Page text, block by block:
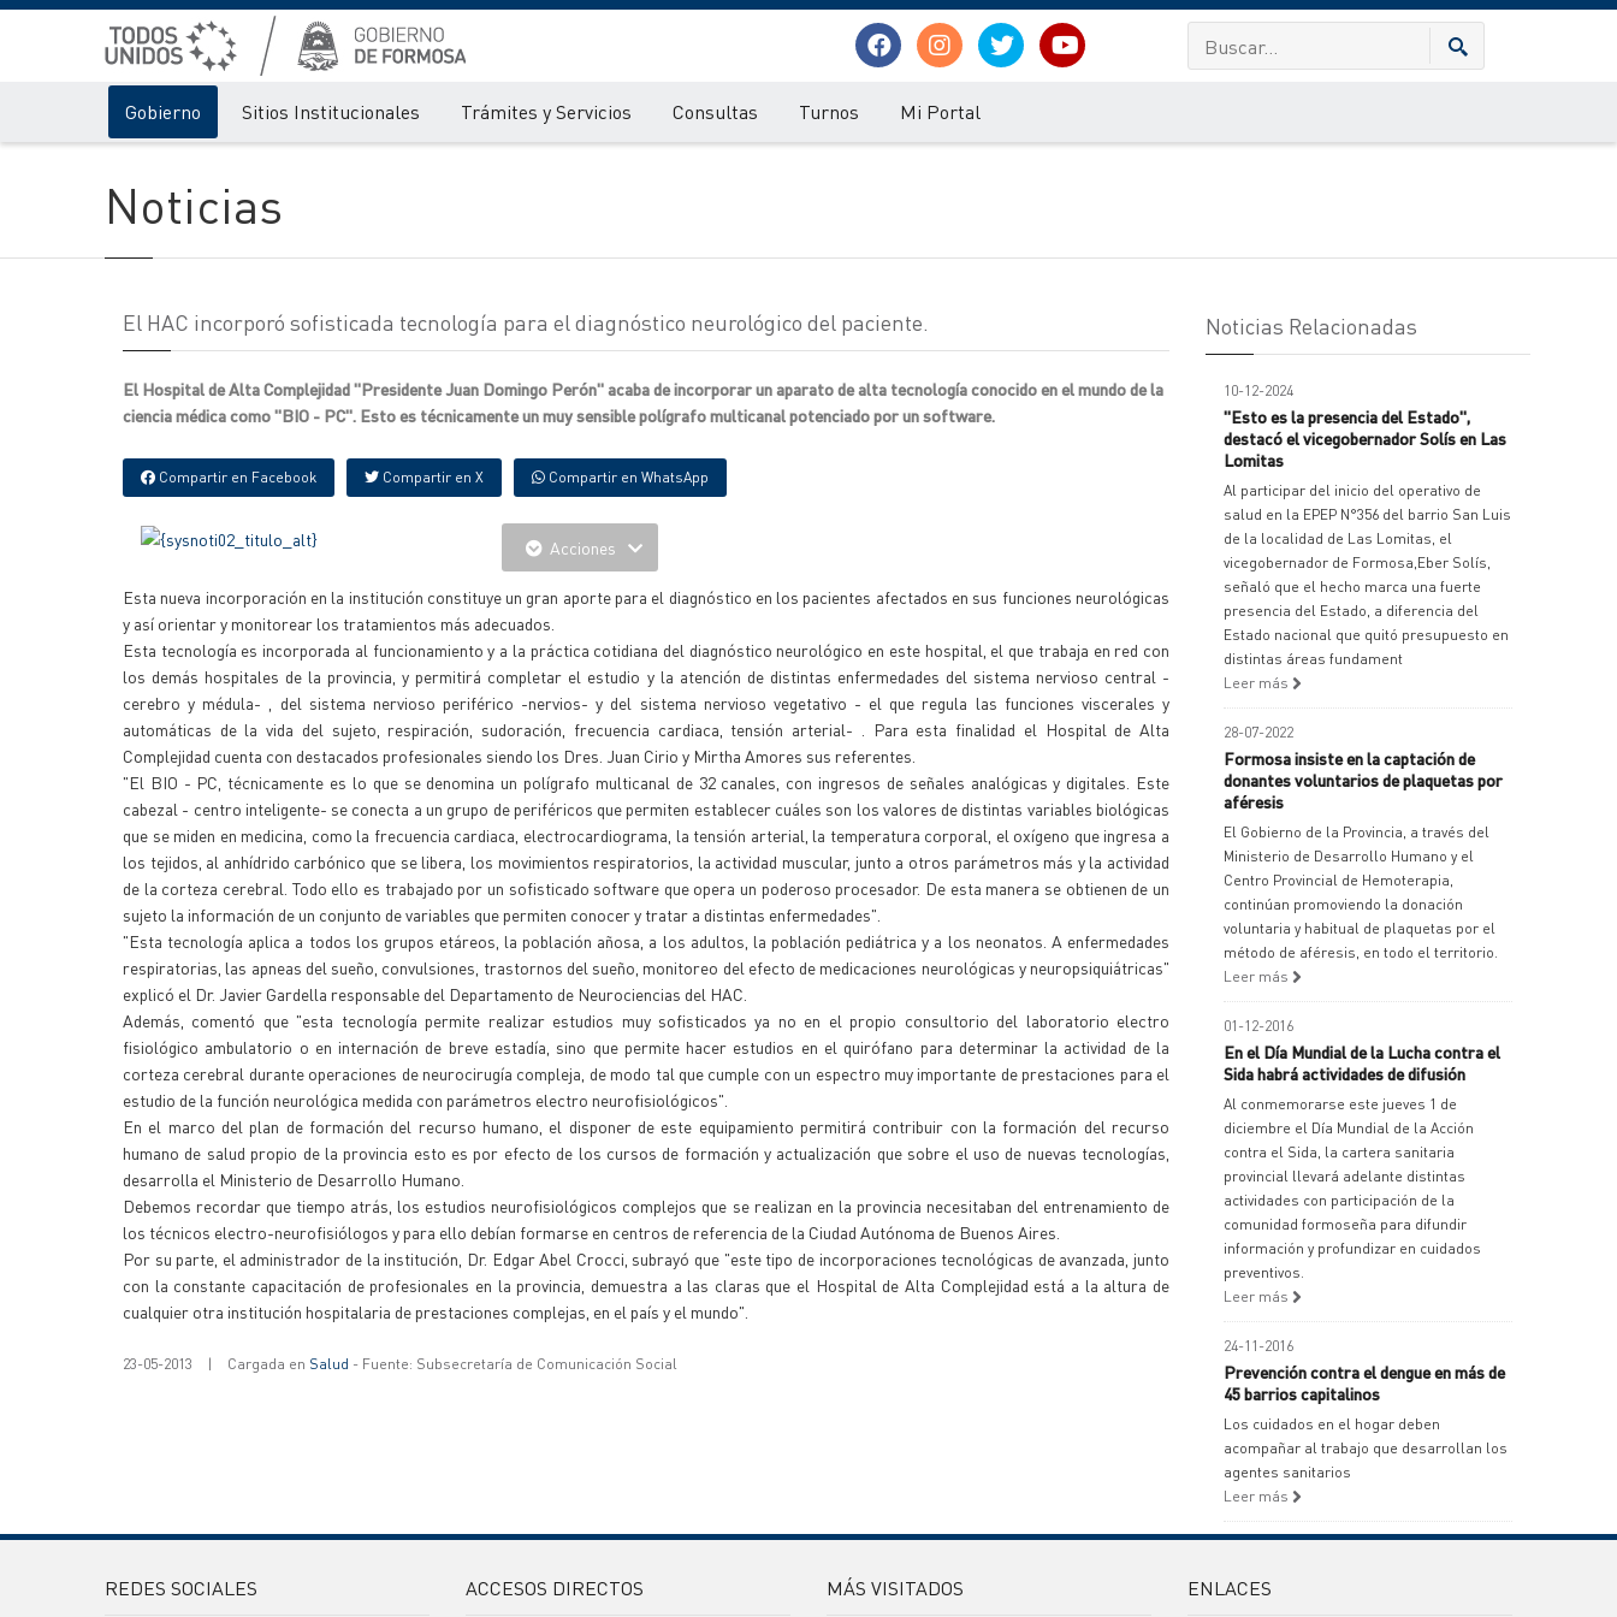
Gobierno Sitios Institucionales Trámites y Servicios Consultas Turnos Mi Portal
Noticias
El HAC incorporó sofisticada tecnología para el diagnóstico neurológico del paciente.
El Hospital de Alta Complejidad "Presidente Juan Domingo Perón" acaba de incorporar un aparato de alta tecnología conocido en el mundo de la
ciencia médica como "BIO - PC". Esto es técnicamente un muy sensible polígrafo multicanal potenciado por un software.
Compartir en Facebook Compartir en X Compartir en WhatsApp
Acciones
Esta nueva incorporación en la institución constituye un gran aporte para el diagnóstico en los pacientes afectados en sus funciones neurológicas
y así orientar y monitorear los tratamientos más adecuados.
Esta tecnología es incorporada al funcionamiento y a la práctica cotidiana del diagnóstico neurológico en este hospital, el que trabaja en red con
los demás hospitales de la provincia, y permitirá completar el estudio y la atención de distintas enfermedades del sistema nervioso central -
cerebro y médula- , del sistema nervioso periférico -nervios- y del sistema nervioso vegetativo - el que regula las funciones viscerales y
automáticas de la vida del sujeto, respiración, sudoración, frecuencia cardiaca, tensión arterial- . Para esta finalidad el Hospital de Alta
Complejidad cuenta con destacados profesionales siendo los Dres. Juan Cirio y Mirtha Amores sus referentes.
"El BIO - PC, técnicamente es lo que se denomina un polígrafo multicanal de 32 canales, con ingresos de señales analógicas y digitales. Este
cabezal - centro inteligente- se conecta a un grupo de periféricos que permiten establecer cuáles son los valores de distintas variables biológicas
que se miden en medicina, como la frecuencia cardiaca, electrocardiograma, la tensión arterial, la temperatura corporal, el oxígeno que ingresa a
los tejidos, al anhídrido carbónico que se libera, los movimientos respiratorios, la actividad muscular, junto a otros parámetros más y la actividad
de la corteza cerebral. Todo ello es trabajado por un sofisticado software que opera un poderoso procesador. De esta manera se obtienen de un
sujeto la información de un conjunto de variables que permiten conocer y tratar a distintas enfermedades".
"Esta tecnología aplica a todos los grupos etáreos, la población añosa, a los adultos, la población pediátrica y a los neonatos. A enfermedades
respiratorias, las apneas del sueño, convulsiones, trastornos del sueño, monitoreo del efecto de medicaciones neurológicas y neuropsiquiátricas"
explicó el Dr. Javier Gardella responsable del Departamento de Neurociencias del HAC.
Además, comentó que "esta tecnología permite realizar estudios muy sofisticados ya no en el propio consultorio del laboratorio electro
fisiológico ambulatorio o en internación de breve estadía, sino que permite hacer estudios en el quirófano para determinar la actividad de la
corteza cerebral durante operaciones de neurocirugía compleja, de modo tal que cumple con un espectro muy importante de prestaciones para el
estudio de la función neurológica medida con parámetros electro neurofisiológicos".
En el marco del plan de formación del recurso humano, el disponer de este equipamiento permitirá contribuir con la formación del recurso
humano de salud propio de la provincia esto es por efecto de los cursos de formación y actualización que sobre el uso de nuevas tecnologías,
desarrolla el Ministerio de Desarrollo Humano.
Debemos recordar que tiempo atrás, los estudios neurofisiológicos complejos que se realizan en la provincia necesitaban del entrenamiento de
los técnicos electro-neurofisiólogos y para ello debían formarse en centros de referencia de la Ciudad Autónoma de Buenos Aires.
Por su parte, el administrador de la institución, Dr. Edgar Abel Crocci, subrayó que "este tipo de incorporaciones tecnológicas de avanzada, junto
con la constante capacitación de profesionales en la provincia, demuestra a las claras que el Hospital de Alta Complejidad está a la altura de
cualquier otra institución hospitalaria de prestaciones complejas, en el país y el mundo".
23-05-2013 | Cargada en Salud - Fuente: Subsecretaría de Comunicación Social
Noticias Relacionadas
10-12-2024
"Esto es la presencia del Estado",
destacó el vicegobernador Solís en Las
Lomitas
Al participar del inicio del operativo de
salud en la EPEP N°356 del barrio San Luis
de la localidad de Las Lomitas, el
vicegobernador de Formosa,Eber Solís,
señaló que el hecho marca una fuerte
presencia del Estado, a diferencia del
Estado nacional que quitó presupuesto en
distintas áreas fundament
Leer más
28-07-2022
Formosa insiste en la captación de
donantes voluntarios de plaquetas por
aféresis
El Gobierno de la Provincia, a través del
Ministerio de Desarrollo Humano y el
Centro Provincial de Hemoterapia,
continúan promoviendo la donación
voluntaria y habitual de plaquetas por el
método de aféresis, en todo el territorio.
Leer más
01-12-2016
En el Día Mundial de la Lucha contra el
Sida habrá actividades de difusión
Al conmemorarse este jueves 1 de
diciembre el Día Mundial de la Acción
contra el Sida, la cartera sanitaria
provincial llevará adelante distintas
actividades con participación de la
comunidad formoseña para difundir
información y profundizar en cuidados
preventivos.
Leer más
24-11-2016
Prevención contra el dengue en más de
45 barrios capitalinos
Los cuidados en el hogar deben
acompañar al trabajo que desarrollan los
agentes sanitarios
Leer más
REDES SOCIALES ACCESOS DIRECTOS MÁS VISITADOS ENLACES